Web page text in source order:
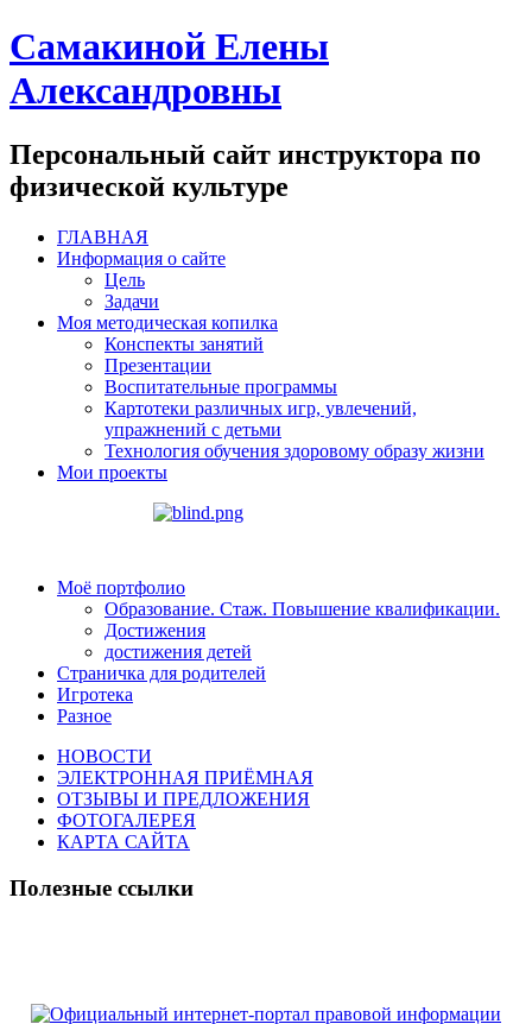
Самакиной Елены
Александровны
Персональный сайт инструктора по
физической культуре
ГЛАВНАЯ
Информация о сайте
Цель
Задачи
Моя методическая копилка
Конспекты занятий
Презентации
Воспитательные программы
Картотеки различных игр, увлечений,
упражнений с детьми
Технология обучения здоровому образу жизни
Мои проекты
Моё портфолио
Образование. Стаж. Повышение квалификации.
Достижения
достижения детей
Страничка для родителей
Игротека
Разное
НОВОСТИ
ЭЛЕКТРОННАЯ ПРИЁМНАЯ
ОТЗЫВЫ И ПРЕДЛОЖЕНИЯ
ФОТОГАЛЕРЕЯ
КАРТА САЙТА
Полезные ссылки